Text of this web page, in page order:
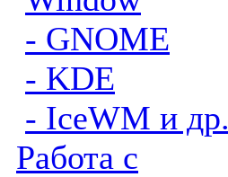
- GNOME
- KDE
- IceWM и др.
Работа с